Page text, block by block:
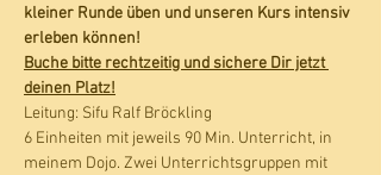
kleiner Runde üben und unseren Kurs intensiv
erleben können!
Buche bitte rechtzeitig und sichere Dir jetzt
deinen Platz!
Leitung: Sifu Ralf Bröckling
6 Einheiten mit jeweils 90 Min. Unterricht, in
meinem Dojo. Zwei Unterrichtsgruppen mit